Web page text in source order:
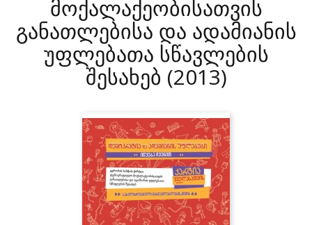
მოქალაქეობისათვის
განათლებისა და ადამიანის
უფლებათა სწავლების
შესახებ (2013)